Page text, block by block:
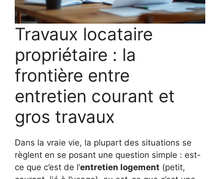
Travaux locataire
propriétaire : la
frontière entre
entretien courant et
gros travaux
Dans la vraie vie, la plupart des situations se
règlent en se posant une question simple : est-
ce que c’est de l’entretien logement (petit,